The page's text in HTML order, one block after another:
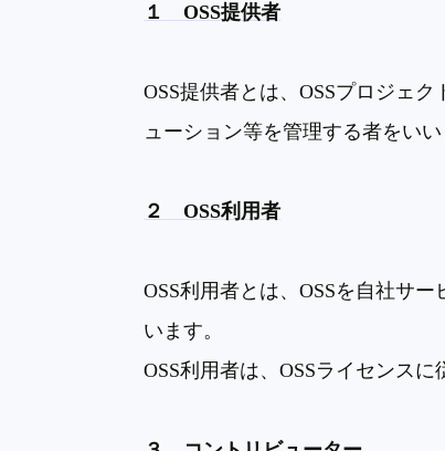
１OSS提供者
OSS提供者とは、OSSプロジェク
ューション等を管理する者をいい
２OSS利用者
OSS利用者とは、OSSを自社サー
います。
OSS利用者は、OSSライセンスに